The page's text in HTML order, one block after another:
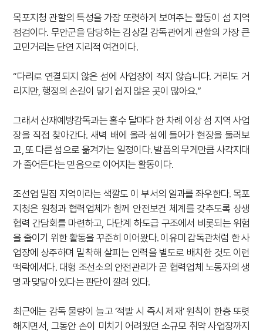
목포지청 관할의 특성을 가장 또렷하게 보여주는 활동이 섬 지역
점검이다. 무안군을 담당하는 김상길 감독관에게 관할의 가장 큰
고민거리는 단연 지리적 여건이다.
“다리로 연결되지 않은 섬에 사업장이 적지 않습니다. 거리도 거
리지만, 행정의 손길이 닿기 쉽지 않은 곳이 많아요.”
그래서 산재예방감독과는 홀수 달마다 한 차례 이상 섬 지역 사업
장을 직접 찾아간다. 새벽 배에 올라 섬에 들어가 현장을 둘러보
고, 또 다른 섬으로 옮겨가는 일정이다. 발품의 무게만큼 사각지대
가 줄어든다는 믿음으로 이어지는 활동이다.
조선업 밀집 지역이라는 색깔도 이 부서의 일과를 좌우한다. 목포
지청은 원청과 협력업체가 함께 안전보건 체계를 갖추도록 상생
협력 간담회를 마련하고, 다단계 하도급 구조에서 비롯되는 위험
을 줄이기 위한 활동을 꾸준히 이어왔다. 이유미 감독관처럼 한 사
업장에 상주하며 밀착해 살피는 인력을 별도로 배치한 것도 이런
맥락에서다. 대형 조선소의 안전관리가 곧 협력업체 노동자의 생
명과 맞닿아 있다는 판단이 깔려 있다.
최근에는 감독 물량이 늘고 ‘적발 시 즉시 제재’ 원칙이 한층 또렷
해지면서, 그동안 손이 미치기 어려웠던 소규모 취약 사업장까지